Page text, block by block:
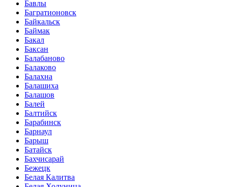
Бавлы
Багратионовск
Байкальск
Баймак
Бакал
Баксан
Балабаново
Балаково
Балахна
Балашиха
Балашов
Балей
Балтийск
Барабинск
Барнаул
Барыш
Батайск
Бахчисарай
Бежецк
Белая Калитва